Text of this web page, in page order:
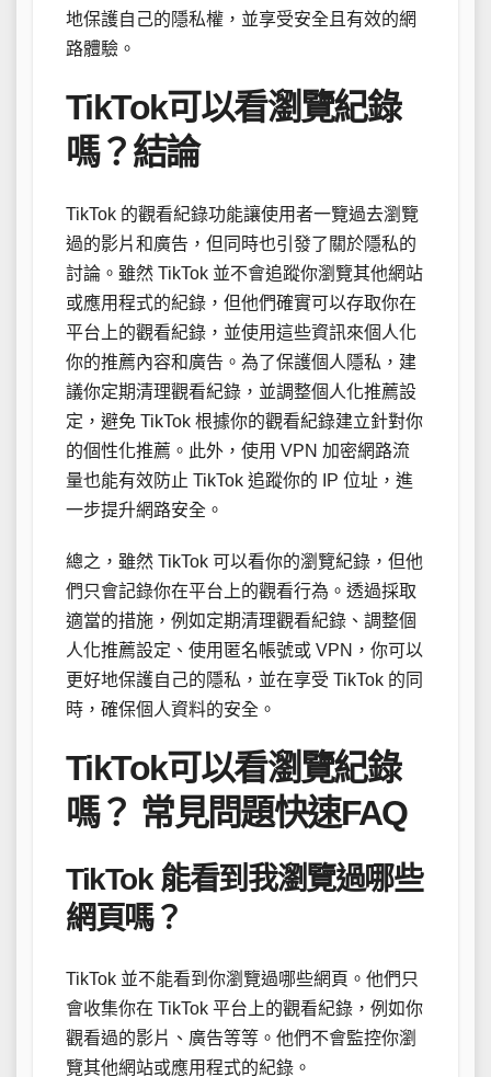
地保護自己的隱私權，並享受安全且有效的網
路體驗。
TikTok可以看瀏覽紀錄
嗎？結論
TikTok 的觀看紀錄功能讓使用者一覽過去瀏覽
過的影片和廣告，但同時也引發了關於隱私的
討論。雖然 TikTok 並不會追蹤你瀏覽其他網站
或應用程式的紀錄，但他們確實可以存取你在
平台上的觀看紀錄，並使用這些資訊來個人化
你的推薦內容和廣告。為了保護個人隱私，建
議你定期清理觀看紀錄，並調整個人化推薦設
定，避免 TikTok 根據你的觀看紀錄建立針對你
的個性化推薦。此外，使用 VPN 加密網路流
量也能有效防止 TikTok 追蹤你的 IP 位址，進
一步提升網路安全。
總之，雖然 TikTok 可以看你的瀏覽紀錄，但他
們只會記錄你在平台上的觀看行為。透過採取
適當的措施，例如定期清理觀看紀錄、調整個
人化推薦設定、使用匿名帳號或 VPN，你可以
更好地保護自己的隱私，並在享受 TikTok 的同
時，確保個人資料的安全。
TikTok可以看瀏覽紀錄
嗎？ 常見問題快速FAQ
TikTok 能看到我瀏覽過哪些
網頁嗎？
TikTok 並不能看到你瀏覽過哪些網頁。他們只
會收集你在 TikTok 平台上的觀看紀錄，例如你
觀看過的影片、廣告等等。他們不會監控你瀏
覽其他網站或應用程式的紀錄。